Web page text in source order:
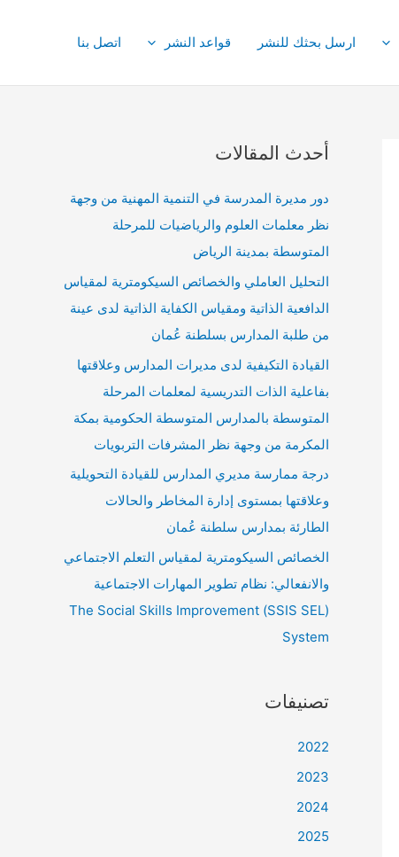
ارسل بحثك للنشر قواعد النشر اتصل بنا
أحدث المقالات
دور مديرة المدرسة في التنمية المهنية من وجهة
نظر معلمات العلوم والرياضيات للمرحلة
المتوسطة بمدينة الرياض
التحليل العاملي والخصائص السيكومترية لمقياس
الدافعية الذاتية ومقياس الكفاية الذاتية لدى عينة
من طلبة المدارس بسلطنة عُمان
القيادة التكيفية لدى مديرات المدارس وعلاقتها
بفاعلية الذات التدريسية لمعلمات المرحلة
المتوسطة بالمدارس المتوسطة الحكومية بمكة
المكرمة من وجهة نظر المشرفات التربويات
درجة ممارسة مديري المدارس للقيادة التحويلية
وعلاقتها بمستوى إدارة المخاطر والحالات
الطارئة بمدارس سلطنة عُمان
الخصائص السيكومترية لمقياس التعلم الاجتماعي
والانفعالي: نظام تطوير المهارات الاجتماعية
(SSIS SEL) The Social Skills Improvement
System
تصنيفات
2022
2023
2024
2025